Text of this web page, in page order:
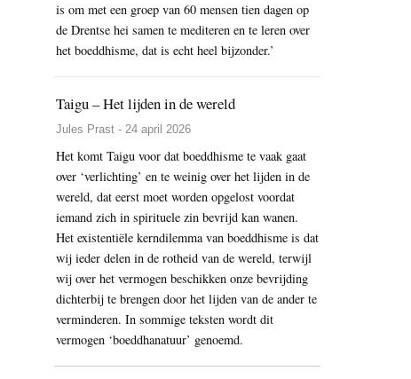
is om met een groep van 60 mensen tien dagen op
de Drentse hei samen te mediteren en te leren over
het boeddhisme, dat is echt heel bijzonder.’
Taigu – Het lijden in de wereld
Jules Prast - 24 april 2026
Het komt Taigu voor dat boeddhisme te vaak gaat
over ‘verlichting’ en te weinig over het lijden in de
wereld, dat eerst moet worden opgelost voordat
iemand zich in spirituele zin bevrijd kan wanen.
Het existentiële kerndilemma van boeddhisme is dat
wij ieder delen in de rotheid van de wereld, terwijl
wij over het vermogen beschikken onze bevrijding
dichterbij te brengen door het lijden van de ander te
verminderen. In sommige teksten wordt dit
vermogen ‘boeddhanatuur’ genoemd.